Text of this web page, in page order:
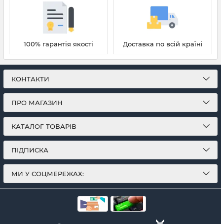
100% гарантія якості Доставка по всій країні
КОНТАКТИ
ПРО МАГАЗИН
КАТАЛОГ ТОВАРІВ
ПІДПИСКА
МИ У СОЦМЕРЕЖАХ: